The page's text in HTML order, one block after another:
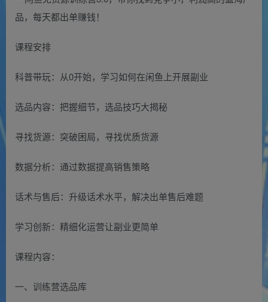
课程安排
科普带玩：从0开始，学习如何在闲鱼上开展副业
选品内容：把握细节，选品技巧大揭秘
寻找货源：突破困局，寻找优质货源
数据分析：通过数据提高销售策略
话术与售后：升级话术水平，解决出单售后难题
学习创新：精细化运营让副业更简单
课程内容：
一、训练营选品库